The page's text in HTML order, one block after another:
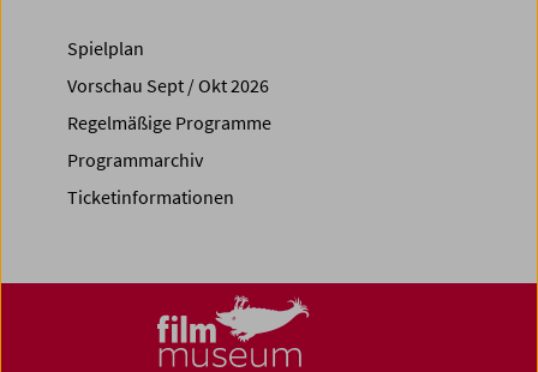
Spielplan
Vorschau Sept / Okt 2026
Regelmäßige Programme
Programmarchiv
Ticketinformationen